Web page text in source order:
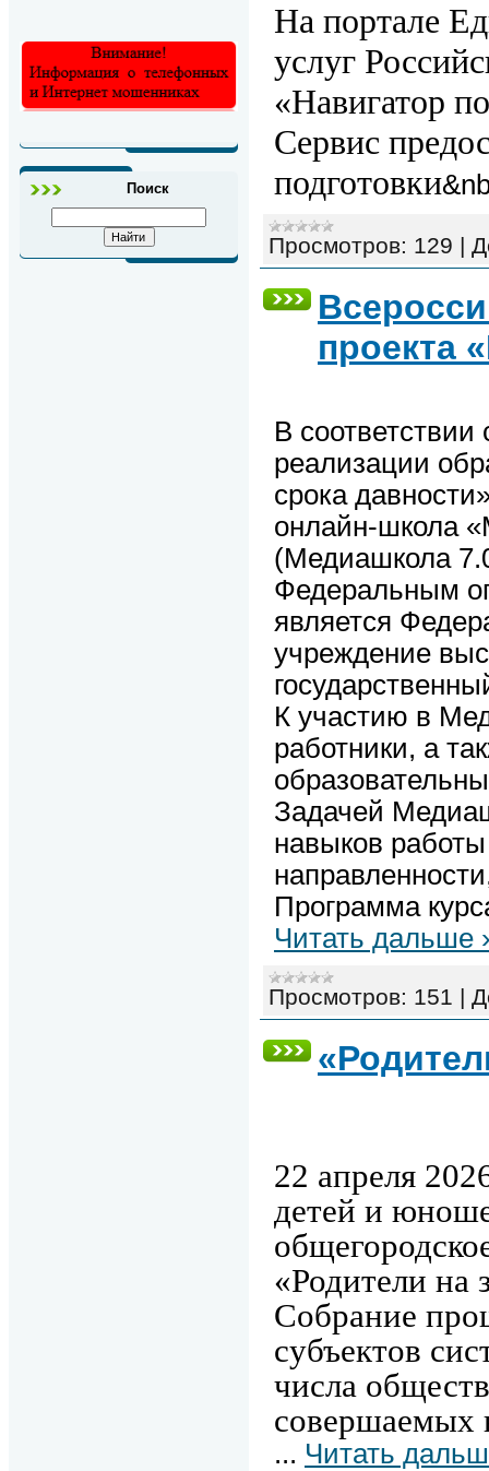
Поиск
На портале
услуг
«Навигатор
Сервис
подготовки
Просмотров: 129 |
проекта
В
реализации
срока
онлайн-школа
(Медиашкола
Федеральным
является
учреждение
К участию в
работники, а
Задачей
навыков
Программа
Читать дальше
Просмотров: 151 |
22 апреля
детей и
«Родители на
Собрание
субъектов
числа
совершаемых
... Читать